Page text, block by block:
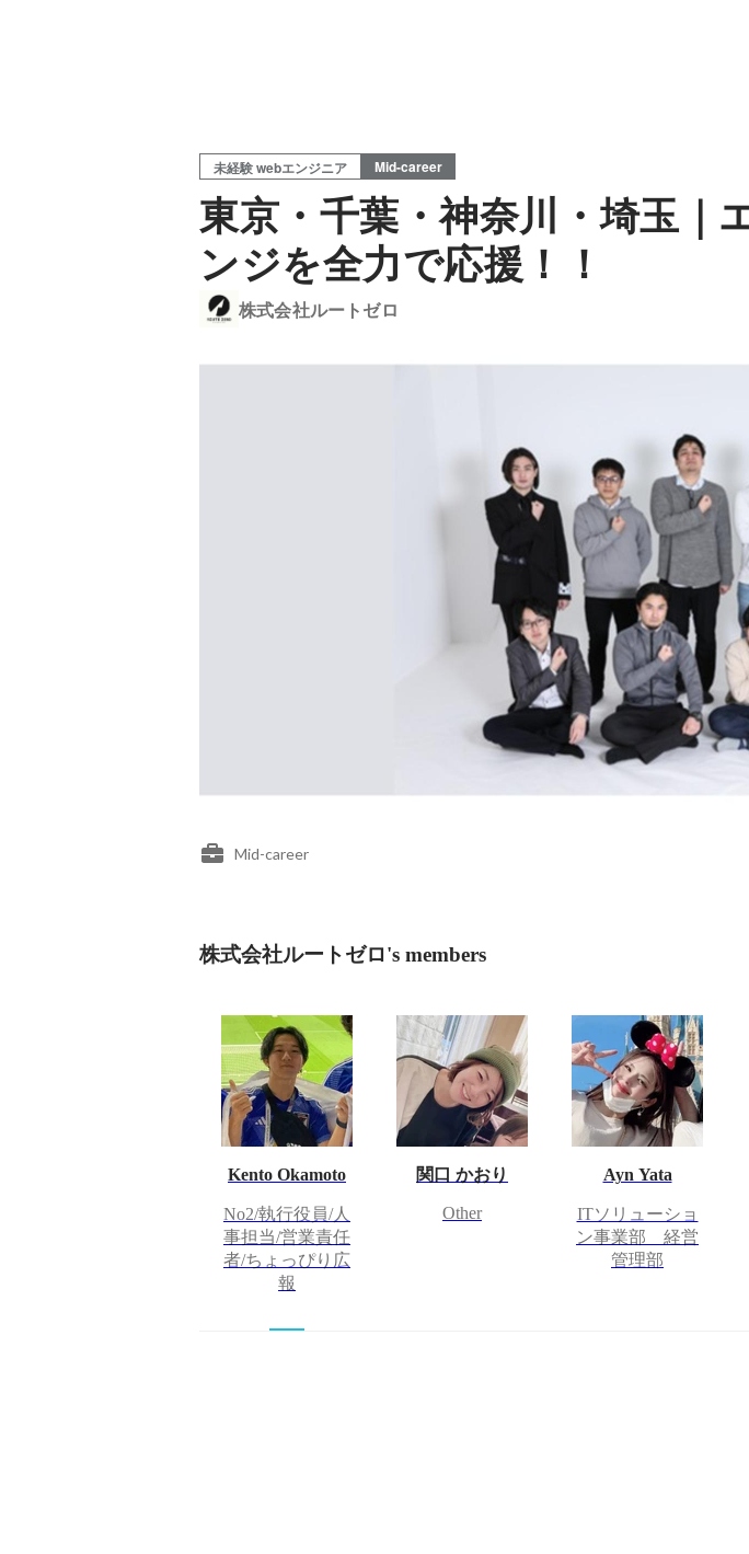
未経験 webエンジニア Mid-career
東京・千葉・神奈川・埼玉｜
ンジを全力で応援！！
株式会社ルートゼロ
Mid-career
株式会社ルートゼロ's members
Kento Okamoto
No2/執行役員/人
事担当/営業責任
者/ちょっぴり広
報
関口 かおり
Other
Ayn Yata
ITソリューショ
ン事業部 経営
管理部